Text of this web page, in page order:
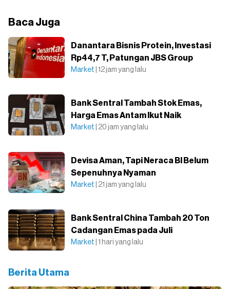
Baca Juga
Danantara Bisnis Protein, Investasi
Rp44,7 T, Patungan JBS Group
Market | 12 jam yang lalu
Bank Sentral Tambah Stok Emas,
Harga Emas Antam Ikut Naik
Market | 20 jam yang lalu
Devisa Aman, Tapi Neraca BI Belum
Sepenuhnya Nyaman
Market | 21 jam yang lalu
Bank Sentral China Tambah 20 Ton
Cadangan Emas pada Juli
Market | 1 hari yang lalu
Berita Utama